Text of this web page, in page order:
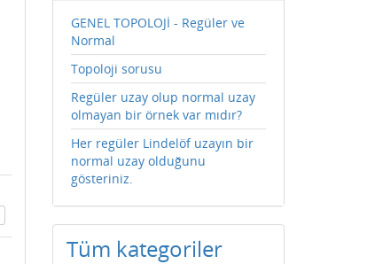
GENEL TOPOLOJİ - Regüler ve
Normal
Topoloji sorusu
Regüler uzay olup normal uzay
olmayan bir örnek var mıdır?
Her regüler Lindelöf uzayın bir
normal uzay olduğunu
gösteriniz.
Tüm kategoriler